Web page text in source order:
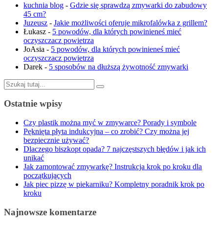
kuchnia blog - Gdzie się sprawdzą zmywarki do zabudowy
45 cm?
Juzeusz - Jakie możliwości oferuje mikrofalówka z grillem?
Łukasz - 5 powodów, dla których powinieneś mieć
oczyszczacz powietrza
JoAsia - 5 powodów, dla których powinieneś mieć
oczyszczacz powietrza
Darek - 5 sposobów na dłuższą żywotność zmywarki
Szukaj:
Ostatnie wpisy
Czy plastik można myć w zmywarce? Porady i symbole
Pęknięta płyta indukcyjna – co zrobić? Czy można jej
bezpiecznie używać?
Dlaczego biszkopt opada? 7 najczęstszych błędów i jak ich
unikać
Jak zamontować zmywarkę? Instrukcja krok po kroku dla
początkujących
Jak piec pizzę w piekarniku? Kompletny poradnik krok po
kroku
Najnowsze komentarze